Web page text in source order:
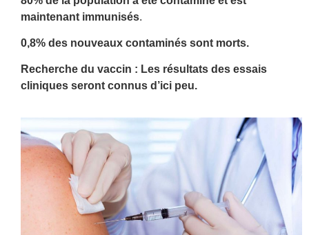
maintenant immunisés.
0,8% des nouveaux contaminés sont morts.
Recherche du vaccin : Les résultats des essais
cliniques seront connus d’ici peu.